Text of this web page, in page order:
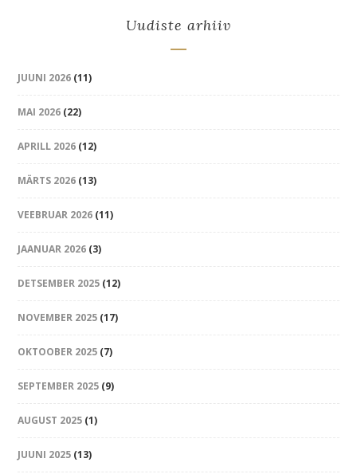
Uudiste arhiiv
JUUNI 2026 (11)
MAI 2026 (22)
APRILL 2026 (12)
MÄRTS 2026 (13)
VEEBRUAR 2026 (11)
JAANUAR 2026 (3)
DETSEMBER 2025 (12)
NOVEMBER 2025 (17)
OKTOOBER 2025 (7)
SEPTEMBER 2025 (9)
AUGUST 2025 (1)
JUUNI 2025 (13)